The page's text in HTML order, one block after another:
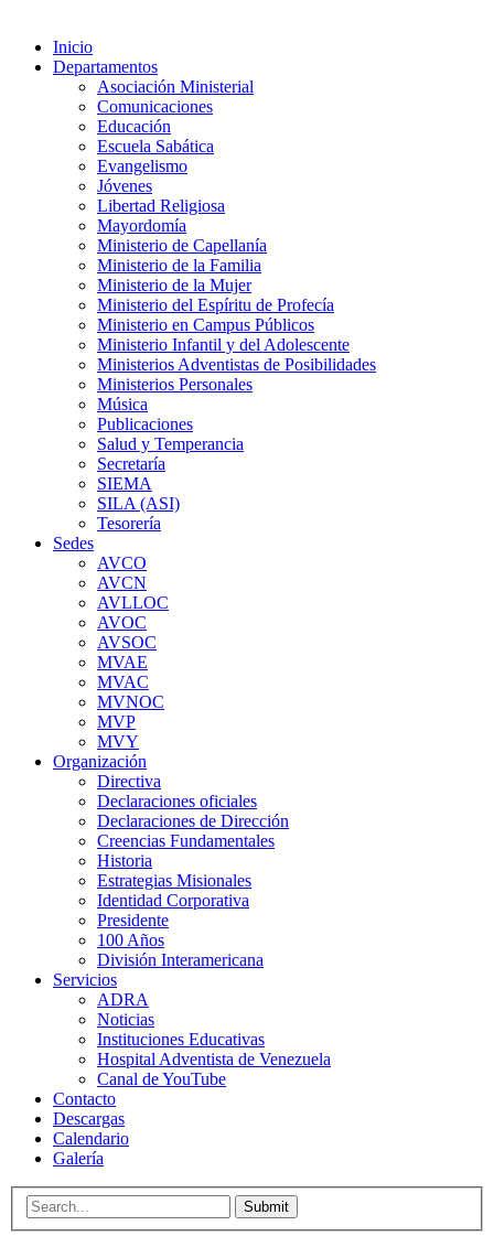
Inicio
Departamentos
Asociación Ministerial
Comunicaciones
Educación
Escuela Sabática
Evangelismo
Jóvenes
Libertad Religiosa
Mayordomía
Ministerio de Capellanía
Ministerio de la Familia
Ministerio de la Mujer
Ministerio del Espíritu de Profecía
Ministerio en Campus Públicos
Ministerio Infantil y del Adolescente
Ministerios Adventistas de Posibilidades
Ministerios Personales
Música
Publicaciones
Salud y Temperancia
Secretaría
SIEMA
SILA (ASI)
Tesorería
Sedes
AVCO
AVCN
AVLLOC
AVOC
AVSOC
MVAE
MVAC
MVNOC
MVP
MVY
Organización
Directiva
Declaraciones oficiales
Declaraciones de Dirección
Creencias Fundamentales
Historia
Estrategias Misionales
Identidad Corporativa
Presidente
100 Años
División Interamericana
Servicios
ADRA
Noticias
Instituciones Educativas
Hospital Adventista de Venezuela
Canal de YouTube
Contacto
Descargas
Calendario
Galería
Submit